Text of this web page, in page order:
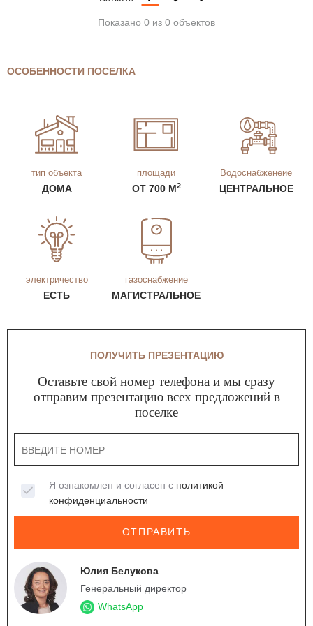
Показано 0 из 0 объектов
ОСОБЕННОСТИ ПОСЕЛКА
тип объекта
ДОМА
площади
ОТ 700 М2
Водоснабженеие
ЦЕНТРАЛЬНОЕ
электричество
ЕСТЬ
газоснабжение
МАГИСТРАЛЬНОЕ
ПОЛУЧИТЬ ПРЕЗЕНТАЦИЮ
Оставьте свой номер телефона и мы сразу
отправим презентацию всех предложений в
поселке
Я ознакомлен и согласен с политикой
конфиденциальности
ОТПРАВИТЬ
Юлия Белукова
Генеральный директор
WhatsApp